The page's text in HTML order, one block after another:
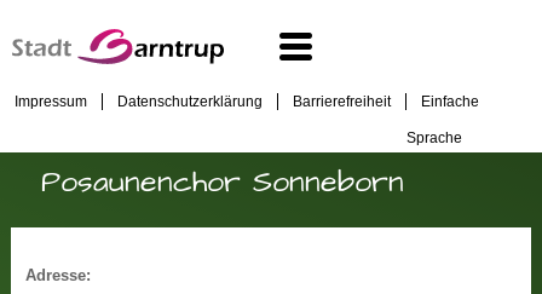
Impressum Datenschutzerklärung Barrierefreiheit Einfache
Sprache
Posaunenchor Sonneborn
Adresse: